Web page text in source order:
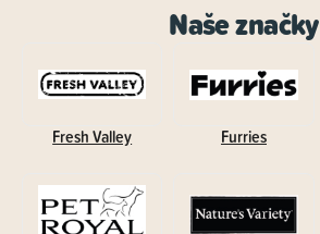
Naše značky
Fresh Valley Furries